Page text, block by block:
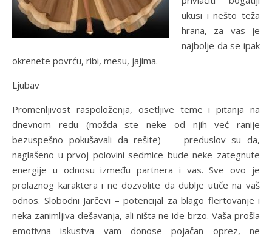
ukusi i nešto teža
hrana, za vas je
najbolje da se ipak
okrenete povrću, ribi, mesu, jajima.
Ljubav
Promenljivost raspoloženja, osetljive teme i pitanja na
dnevnom redu (možda ste neke od njih već ranije
bezuspešno pokušavali da rešite) – preduslov su da,
naglašeno u prvoj polovini sedmice bude neke zategnute
energije u odnosu između partnera i vas. Sve ovo je
prolaznog karaktera i ne dozvolite da dublje utiče na vaš
odnos. Slobodni Jarčevi – potencijal za blago flertovanje i
neka zanimljiva dešavanja, ali ništa ne ide brzo. Vaša prošla
emotivna iskustva vam donose pojačan oprez, ne